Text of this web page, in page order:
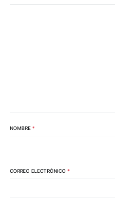
NOMBRE *
CORREO ELECTRÓNICO *